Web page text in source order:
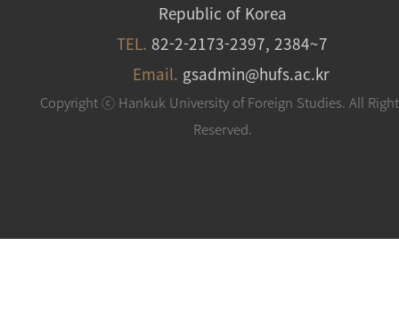
Republic of Korea
TEL. 82-2-2173-2397, 2384~7
Email. gsadmin@hufs.ac.kr
Copyright ⓒ Hankuk University of Foreign Studies. All
Reserved.